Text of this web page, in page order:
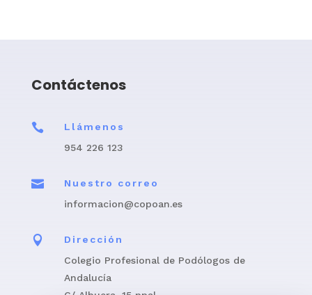
Contáctenos

Llámenos
954 226 123

Nuestro correo
informacion@copoan.es

Dirección
Colegio Profesional de Podólogos de
Andalucía